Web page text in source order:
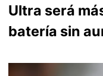
Ultra será
batería sin